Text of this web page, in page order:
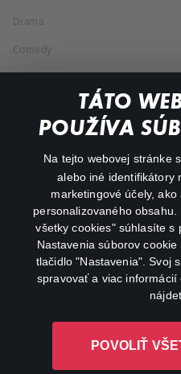
TÁTO
POUŽÍVA
Na tejto webovej stránke
alebo iné identifikátory
marketingové účely,
personalizovaného
všetky cookies" súhlasíte s
Nastavenia súborov
tlačidlo "Nastavenia". Svoj
spravovať a viac
POVOLIŤ
Drama
Comedy
My profile
Important links
Canal+ Luxembourg S. à r.l. so